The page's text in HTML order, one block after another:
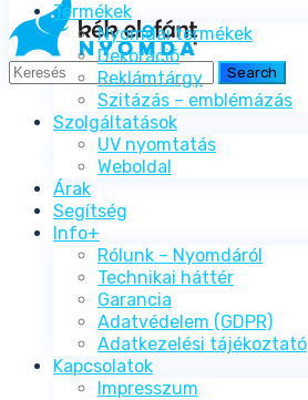
Termékek
Nyomdai termékek
Dekoráció
Reklámtárgy
Szitázás – emblémázás
Szolgáltatások
UV nyomtatás
Weboldal
Árak
Segítség
Info+
Rólunk – Nyomdáról
Technikai háttér
Garancia
Adatvédelem (GDPR)
Adatkezelési tájékoztató
Kapcsolatok
Impresszum